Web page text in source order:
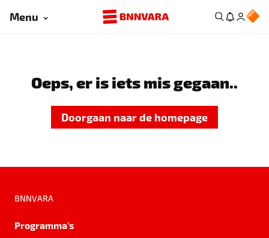
Menu
Oeps, er is iets mis gegaan..
Doorgaan naar de homepage
BNNVARA
Programma's